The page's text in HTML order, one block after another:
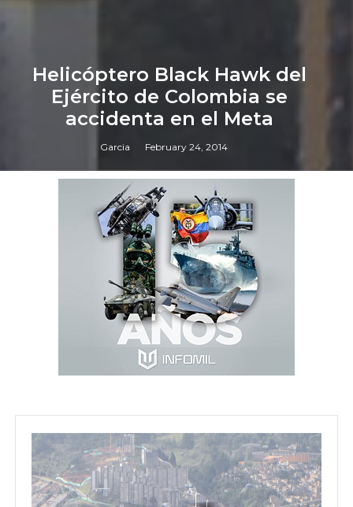
Helicóptero Black Hawk del
Ejército de Colombia se
accidenta en el Meta
Garcia February 24, 2014